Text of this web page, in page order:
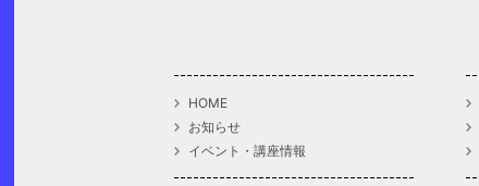
HOME
お知らせ
イベント・講座情報